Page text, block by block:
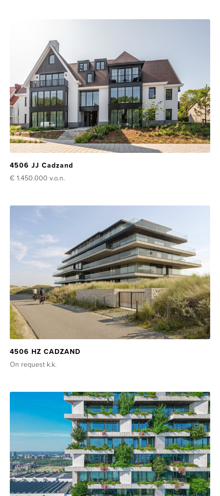
4506 JJ Cadzand
€ 1.450.000 v.o.n.
4506 HZ CADZAND
On request k.k.